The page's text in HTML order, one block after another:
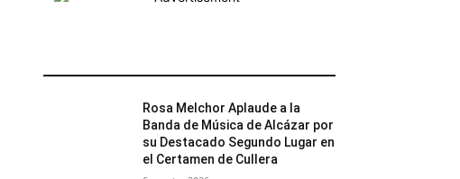
Rosa Melchor Aplaude a la
Banda de Música de Alcázar por
su Destacado Segundo Lugar en
el Certamen de Cullera